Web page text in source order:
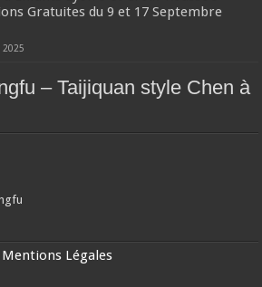
Gratuites du 9 et 17 Septembre
2025
– Taijiquan style Chen à
Mentions Légales